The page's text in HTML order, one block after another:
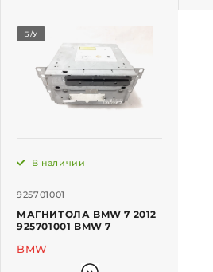
Б/У
925701001
В наличии
МАГНИТОЛА BMW 7 2012
925701001 BMW 7
BMW